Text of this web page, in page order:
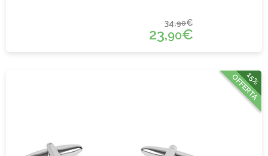
34,90€
23,90€
15%
OFFERTA